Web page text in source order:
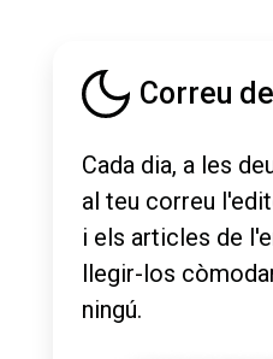
Correu
Cada dia, a les
al teu correu
i els articles de
llegir-los
ningú.